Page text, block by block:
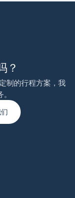
？
制的行程方案，我